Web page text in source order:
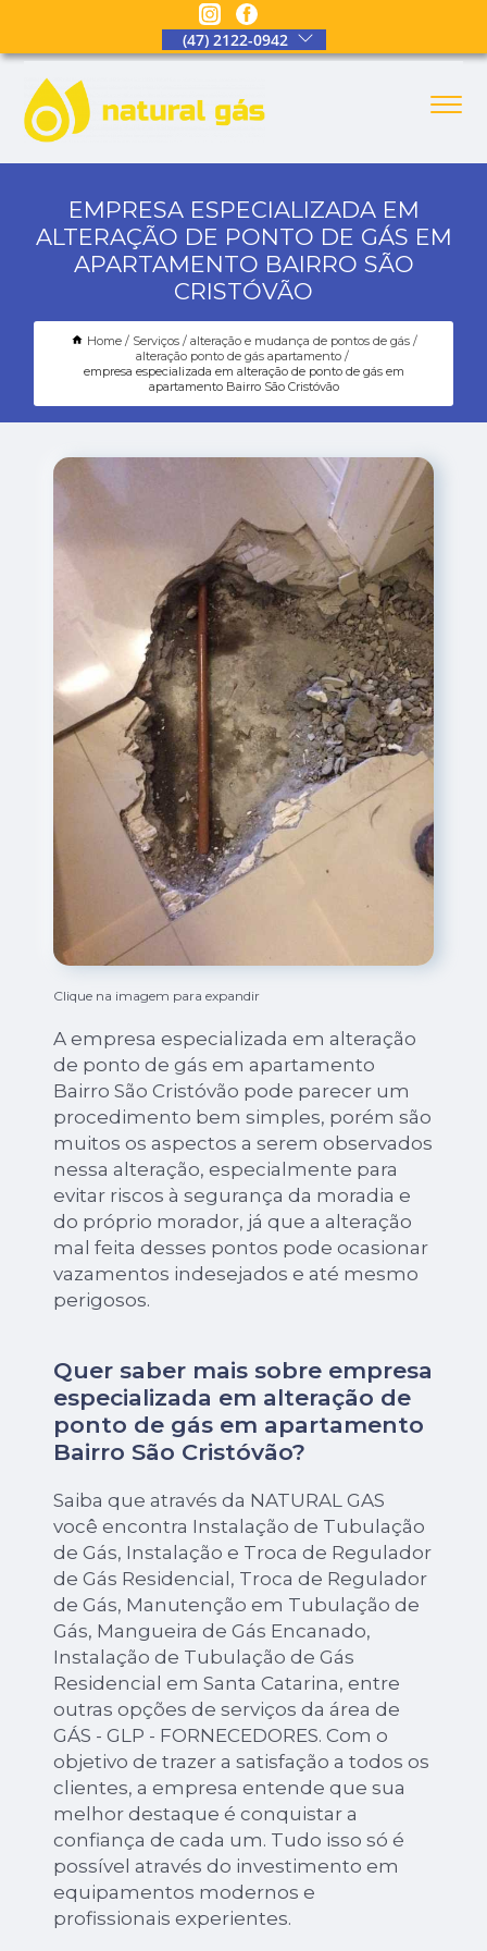
(47) 2122-0942
EMPRESA ESPECIALIZADA EM
ALTERAÇÃO DE PONTO DE GÁS EM
APARTAMENTO BAIRRO SÃO
CRISTÓVÃO
Home Serviços
alteração e mudança de pontos de gás
alteração ponto de gás apartamento
empresa especializada em alteração de ponto de gás em
apartamento Bairro São Cristóvão
Clique na imagem para expandir
A empresa especializada em alteração
de ponto de gás em apartamento
Bairro São Cristóvão pode parecer um
procedimento bem simples, porém são
muitos os aspectos a serem observados
nessa alteração, especialmente para
evitar riscos à segurança da moradia e
do próprio morador, já que a alteração
mal feita desses pontos pode ocasionar
vazamentos indesejados e até mesmo
perigosos.
Quer saber mais sobre empresa
especializada em alteração de
ponto de gás em apartamento
Bairro São Cristóvão?
Saiba que através da NATURAL GAS
você encontra Instalação de Tubulação
de Gás, Instalação e Troca de Regulador
de Gás Residencial, Troca de Regulador
de Gás, Manutenção em Tubulação de
Gás, Mangueira de Gás Encanado,
Instalação de Tubulação de Gás
Residencial em Santa Catarina, entre
outras opções de serviços da área de
GÁS - GLP - FORNECEDORES. Com o
objetivo de trazer a satisfação a todos os
clientes, a empresa entende que sua
melhor destaque é conquistar a
confiança de cada um. Tudo isso só é
possível através do investimento em
equipamentos modernos e
profissionais experientes.